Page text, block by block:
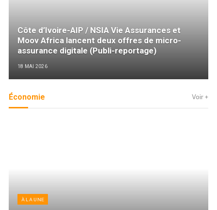
Côte d’Ivoire-AIP / NSIA Vie Assurances et
Moov Africa lancent deux offres de micro-
assurance digitale (Publi-reportage)
18 MAI 2026
Économie Voir +
À LA UNE